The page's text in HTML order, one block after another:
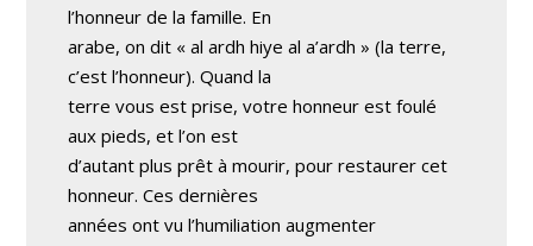
l’honneur de la famille. En
arabe, on dit « al ardh hiye al a’ardh » (la terre,
c’est l’honneur). Quand la
terre vous est prise, votre honneur est foulé
aux pieds, et l’on est
d’autant plus prêt à mourir, pour restaurer cet
honneur. Ces dernières
années ont vu l’humiliation augmenter